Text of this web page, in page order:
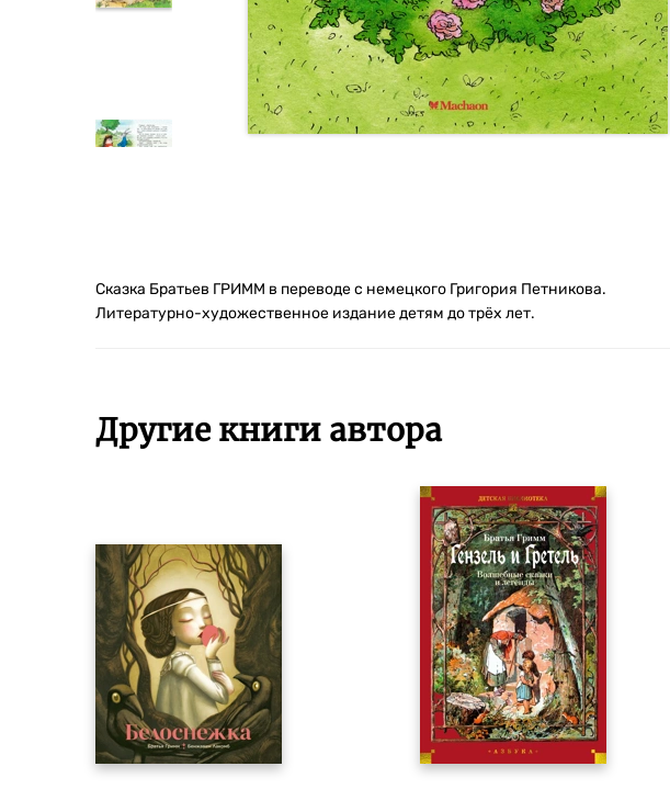
Сказка Братьев ГРИММ в переводе с немецкого Григория Петникова.
Литературно-художественное издание детям до трёх лет.
Другие книги автора